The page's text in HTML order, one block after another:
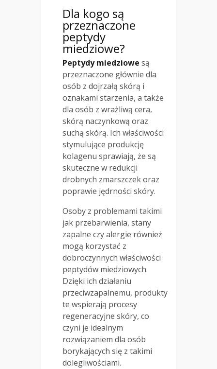
Dla kogo są
przeznaczone
peptydy
miedziowe?
Peptydy miedziowe są
przeznaczone głównie dla
osób z dojrzałą skórą i
oznakami starzenia, a także
dla osób z wrażliwą cera,
skórą naczynkową oraz
suchą skórą. Ich właściwości
stymulujące produkcję
kolagenu sprawiają, że są
skuteczne w redukcji
drobnych zmarszczek oraz
poprawie jędrności skóry.
Osoby z problemami takimi
jak przebarwienia, stany
zapalne czy alergie również
mogą korzystać z
dobroczynnych właściwości
peptydów miedziowych.
Dzięki ich działaniu
przeciwzapalnemu, produkty
te wspierają procesy
regeneracyjne skóry, co
czyni je idealnym
rozwiązaniem dla osób
borykających się z takimi
dolegliwościami.